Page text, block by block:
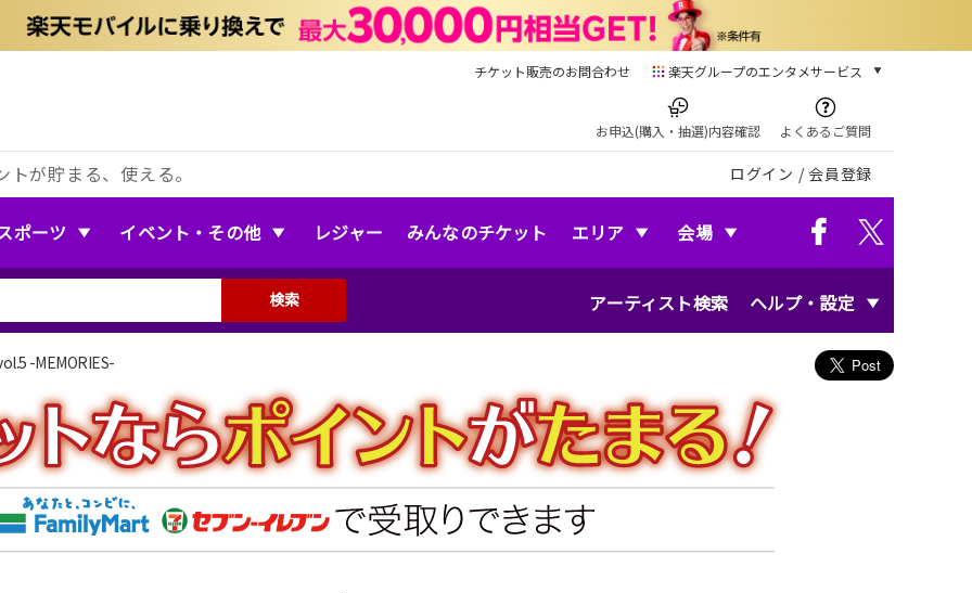
チケット販売のお問合わせ 楽天グループのエンタメサービス
本/ゲーム/CD/DVD
楽天ブックス
電子書籍
楽天Kobo
音楽配信
動画配信ガイド
Rakuten PLAY
無料テレビ
Rチャンネル
お申込(購入・抽選)内容確認 よくあるご質問
が貯まる、使える。 ログイン / 会員登録
ポーツ イベント・その他 レジャー みんなのチケット エリア 会場
アーティスト検索 ヘルプ・設定
検索
-MEMORIES-